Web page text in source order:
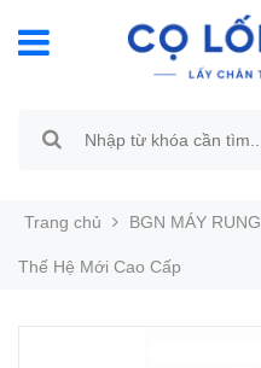
Trang chủ BGN MÁY RUNG
Thế Hệ Mới Cao Cấp